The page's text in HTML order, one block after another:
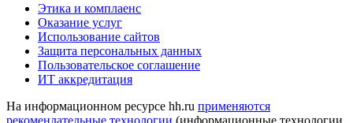
Этика и комплаенс
Оказание услуг
Использование сайтов
Защита персональных данных
Пользовательское соглашение
ИТ аккредитация
На информационном ресурсе hh.ru применяются
рекомендательные технологии (информационные технологии